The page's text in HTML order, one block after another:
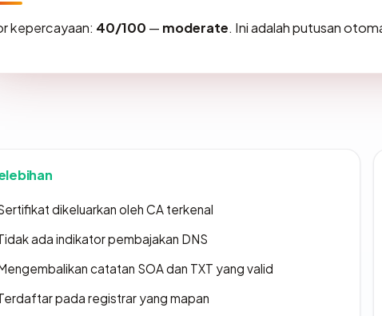
kepercayaan: 40/100 — moderate. Ini adalah putusan
dikeluarkan oleh CA terkenal
ada indikator pembajakan DNS
catatan SOA dan TXT yang valid
pada registrar yang mapan